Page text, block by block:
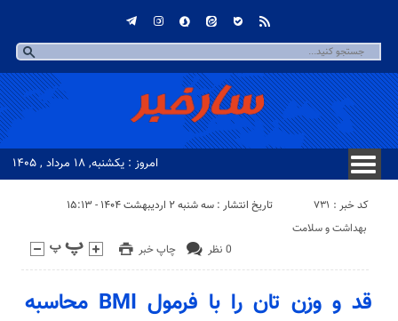
امروز : یکشنبه, ۱۸ مرداد , ۱۴۰۵
کد خبر : 731 تاریخ انتشار : سه شنبه ۲ اردیبهشت ۱۴۰۴ - ۱۵:۱۳
چاپ خبر 0 نظر
بهداشت و سلامت
قد و وزن تان را با فرمول BMI محاسبه